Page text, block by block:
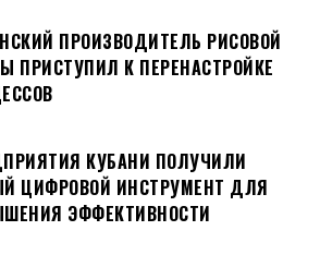
ПРОИЗВОДИТЕЛЬ РИСОВОЙ
ПРИСТУПИЛ К ПЕРЕНАСТРОЙКЕ
КУБАНИ ПОЛУЧИЛИ
ЦИФРОВОЙ ИНСТРУМЕНТ ДЛЯ
ЭФФЕКТИВНОСТИ